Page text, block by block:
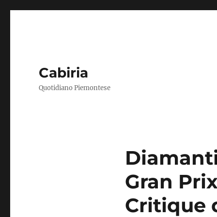
Cabiria
Quotidiano Piemontese
Gran
Critique